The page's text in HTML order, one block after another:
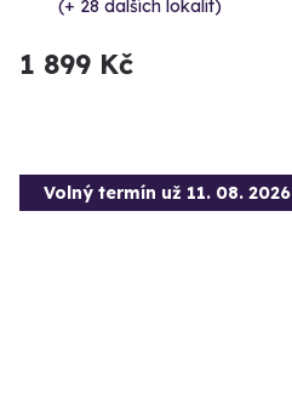
(+ 28 dalších lokalit)
1 899 Kč
Volný termín už 11. 08. 2026